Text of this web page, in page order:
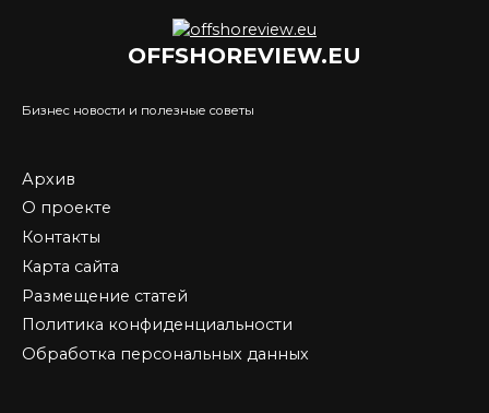
OFFSHOREVIEW.EU
Бизнес новости и полезные советы
Архив
О проекте
Контакты
Карта сайта
Размещение статей
Политика конфиденциальности
Обработка персональных данных